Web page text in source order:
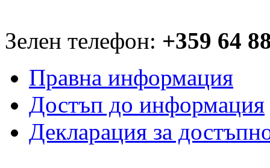
Зелен телефон: +359 64
Правна информация
Достъп до информация
Декларация за